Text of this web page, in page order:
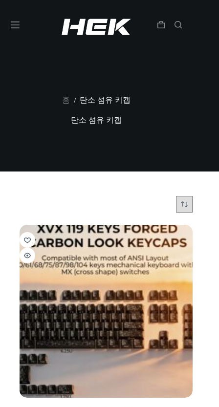
홈 / 탄소 섬유 키캡
탄소 섬유 키캡